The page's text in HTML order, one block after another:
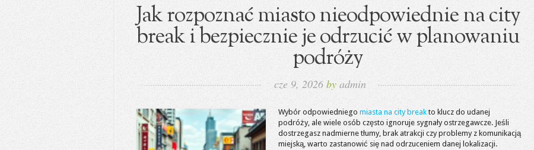
Jak rozpoznać miasto nieodpowiednie na city
break i bezpiecznie je odrzucić w planowaniu
podróży
cze 9, 2026 by admin
Wybór odpowiedniego miasta na city breakto klucz do udanej
podróży, ale wiele osób często ignoruje sygnały ostrzegawcze. Jeśli
dostrzegasz nadmierne tłumy, brak atrakcji czy problemy z komunikacją
miejską, warto zastanowić się nad odrzuceniem danej lokalizacji.